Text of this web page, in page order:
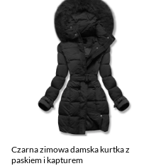
Czarna zimowa damska kurtka z
paskiem i kapturem